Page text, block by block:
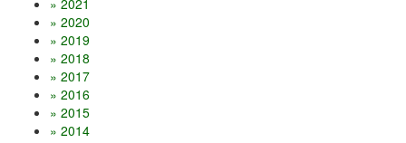
» 2021
» 2020
» 2019
» 2018
» 2017
» 2016
» 2015
» 2014